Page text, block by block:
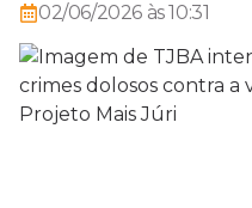
02/06/2026 às 10:31